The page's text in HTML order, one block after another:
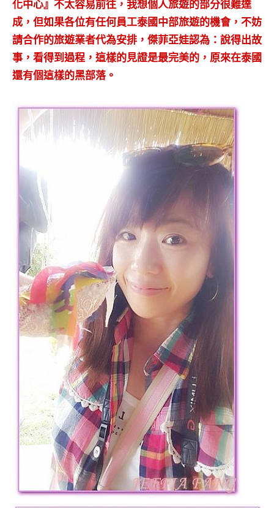
化中心』不太容易前往，我想個人旅遊的部分很難達
成，但如果各位有任何員工泰國中部旅遊的機會，不妨
請合作的旅遊業者代為安排，傑菲亞娃認為：說得出故
事，看得到過程，這樣的見證是最完美的，原來在泰國
還有個這樣的黑部落。